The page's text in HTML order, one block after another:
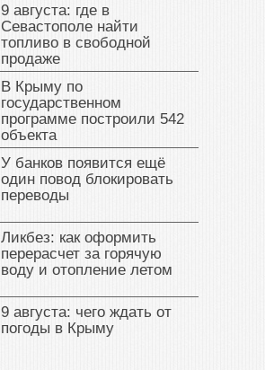
9 августа: где в
Севастополе найти
топливо в свободной
продаже
В Крыму по
государственном
программе построили 542
объекта
У банков появится ещё
один повод блокировать
переводы
Ликбез: как оформить
перерасчет за горячую
воду и отопление летом
9 августа: чего ждать от
погоды в Крыму